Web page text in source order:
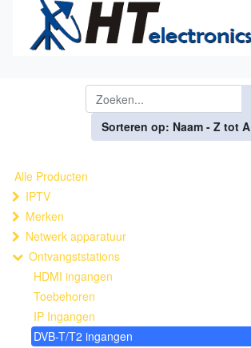
Sorteren op: Naam - Z tot A
Alle Producten
IPTV
Merken
Netwerk apparatuur
Ontvangststations
HDMI ingangen
Toebehoren
IP Ingangen
DVB-T/T2 ingangen